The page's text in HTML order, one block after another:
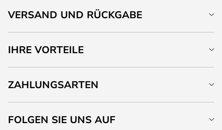
VERSAND UND RÜCKGABE
IHRE VORTEILE
ZAHLUNGSARTEN
FOLGEN SIE UNS AUF